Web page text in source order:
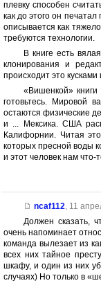
плевку способен
как до этого он
описывается как
требуются технологии.
В книге есть
клонирования и
происходит это
«Вишенкой»
готовьтесь. Мировой
остаются физические
и ... Мексика. США
Калифорнии. Читая
которых пресной воды
и этот человек нам что-
ncaf112, 11
Должен сказать,
очень напоминает
команда вылезает из
всех них тайное
шкафу, и один из них
случаях) Но только в